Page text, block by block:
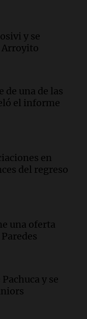
al COVID
tras la muerte
luz en San
nueva
35,5% de
templos a
dudas
en
de carne y
y se
Arroyito
de una de las
el informe
en
del regreso
una oferta
y se